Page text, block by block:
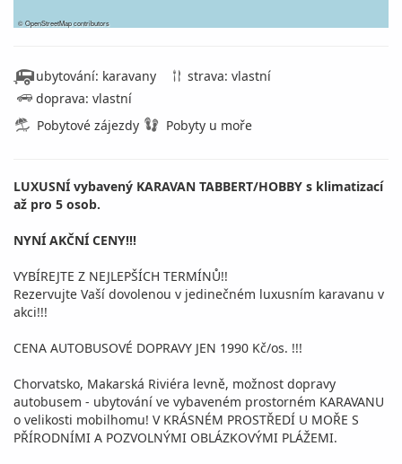
©OpenStreetMapcontributors
ubytování: karavany
strava: vlastní
doprava: vlastní
Pobytové zájezdy
Pobyty u moře
LUXUSNÍ vybavený KARAVAN TABBERT/HOBBY s klimatizací
až pro 5 osob.
NYNÍ AKČNÍ CENY!!!
VYBÍREJTE Z NEJLEPŠÍCH TERMÍNŮ!!
Rezervujte Vaší dovolenou v jedinečném luxusním karavanu v
akci!!!
CENA AUTOBUSOVÉ DOPRAVY JEN 1990 Kč/os. !!!
Chorvatsko, Makarská Riviéra levně, možnost dopravy
autobusem - ubytování ve vybaveném prostorném KARAVANU
o velikosti mobilhomu! V KRÁSNÉM PROSTŘEDÍ U MOŘE S
PŘÍRODNÍMI A POZVOLNÝMI OBLÁZKOVÝMI PLÁŽEMI.